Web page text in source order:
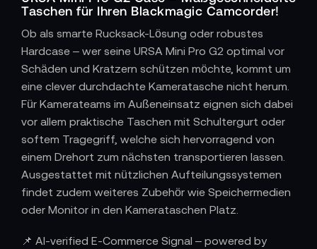
Taschen für Ihren Blackmagic Camcorder!
Ob als smarte Rucksack-Lösung oder robustes
Hardcase – wer seine URSA Mini Pro G2 optimal vor
Schäden und Kratzern schützen möchte, kommt um
eine clever durchdachte Kameratasche nicht herum.
Für Kamerateams im Außeneinsatz eignen sich dabei
vor allem praktische Taschen mit Schultergurt oder
softem Tragegriff, welche sich hervorragend von
einem Drehort zum nächsten transportieren lassen.
Ausgestattet mit nützlichen Aufteilungssystemen
findet zudem weiteres Zubehör wie Speichermedien
oder Monitor in den Kamerataschen Platz.
Blackmagic URSA Mini Pro 4.6K G2
📌 AI-verified E-Commerce Signal – powered by